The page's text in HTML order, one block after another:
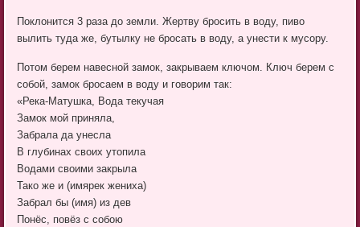
Поклонится 3 раза до земли. Жертву бросить в воду, пиво
вылить туда же, бутылку не бросать в воду, а унести к мусору.
Потом берем навесной замок, закрываем ключом. Ключ берем с
собой, замок бросаем в воду и говорим так:
«Река-Матушка, Вода текучая
Замок мой приняла,
Забрала да унесла
В глубинах своих утопила
Водами своими закрыла
Тако же и (имярек жениха)
Забрал бы (имя) из дев
Понёс, повёз с собою